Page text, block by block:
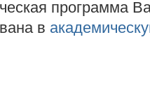
программа
в